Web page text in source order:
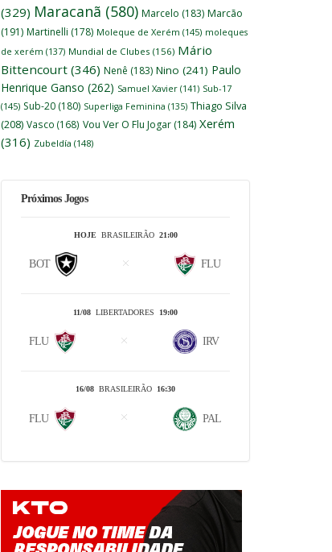
(329) Maracanã (580) Marcelo (183) Marcão
(191) Martinelli (178) Moleque de Xerém (145) moleques
de xerém (137) Mundial de Clubes (156) Mário
Bittencourt (346) Nenê (183) Nino (241) Paulo
Henrique Ganso (262) Samuel Xavier (141) Sub-17
(145) Sub-20 (180) Superliga Feminina (135) Thiago Silva
(208) Vasco (168) Vou Ver O Flu Jogar (184) Xerém
(316) Zubeldía (148)
Próximos Jogos
HOJE BRASILEIRÃO 21:00
BOT FLU
11/08 LIBERTADORES 19:00
FLU IRV
16/08 BRASILEIRÃO 16:30
FLU PAL